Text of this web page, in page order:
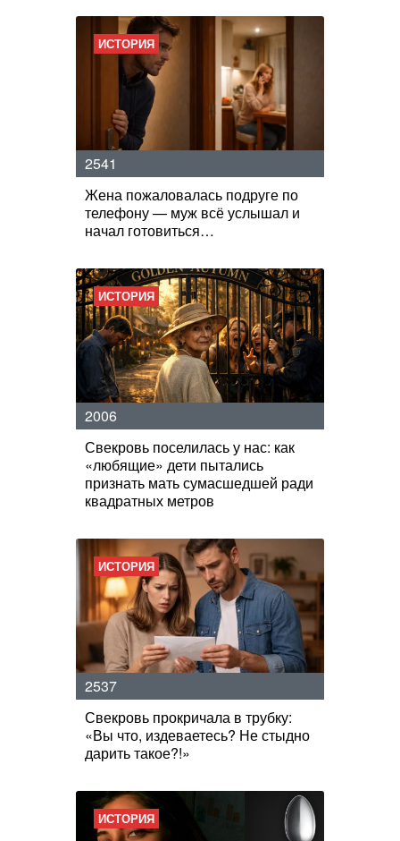
ИСТОРИЯ
2541
Жена пожаловалась подруге по
телефону — муж всё услышал и
начал готовиться…
ИСТОРИЯ
2006
Свекровь поселилась у нас: как
«любящие» дети пытались
признать мать сумасшедшей ради
квадратных метров
ИСТОРИЯ
2537
Свекровь прокричала в трубку:
«Вы что, издеваетесь? Не стыдно
дарить такое?!»
ИСТОРИЯ